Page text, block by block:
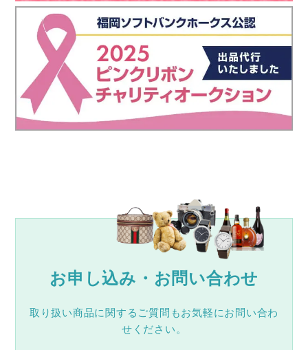
お申し込み・お問い合わせ
取り扱い商品に関するご質問もお気軽にお問い合わ
せください。